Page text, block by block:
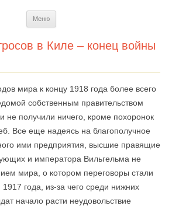
Меню
в Киле – конец войны
мира к концу 1918 года более всего
собственным правительством
не получили ничего, кроме похоронок
Все еще надеясь на благополучное
ими предприятия, высшие правящие
и императора Вильгельма не
мира, о котором переговоры стали
года, из-за чего среди нижних
начало расти неудовольствие